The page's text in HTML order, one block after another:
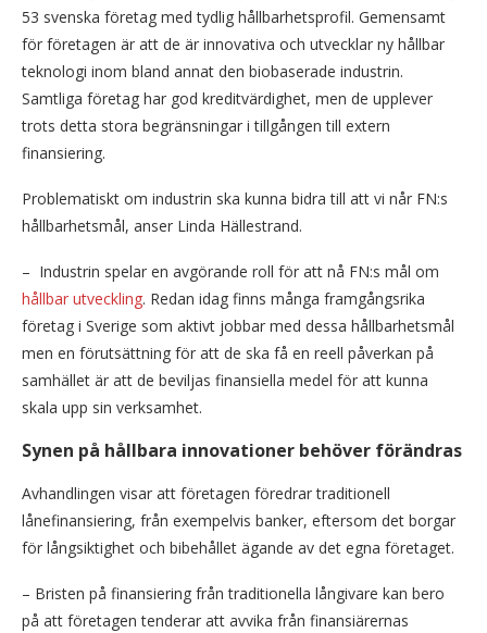
53 svenska företag med tydlig hållbarhetsprofil. Gemensamt
för företagen är att de är innovativa och utvecklar ny hållbar
teknologi inom bland annat den biobaserade industrin.
Samtliga företag har god kreditvärdighet, men de upplever
trots detta stora begränsningar i tillgången till extern
finansiering.
Problematiskt om industrin ska kunna bidra till att vi når FN:s
hållbarhetsmål, anser Linda Hällestrand.
– Industrin spelar en avgörande roll för att nå FN:s mål om
hållbar utveckling. Redan idag finns många framgångsrika
företag i Sverige som aktivt jobbar med dessa hållbarhetsmål
men en förutsättning för att de ska få en reell påverkan på
samhället är att de beviljas finansiella medel för att kunna
skala upp sin verksamhet.
Synen på hållbara innovationer behöver förändras
Avhandlingen visar att företagen föredrar traditionell
lånefinansiering, från exempelvis banker, eftersom det borgar
för långsiktighet och bibehållet ägande av det egna företaget.
– Bristen på finansiering från traditionella långivare kan bero
på att företagen tenderar att avvika från finansiärernas